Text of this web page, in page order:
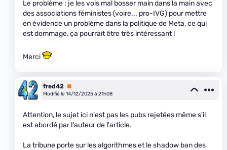
Le problème : je les vois mal bosser main dans la main avec
des associations féministes (voire... pro-IVG) pour mettre
en évidence un problème dans la politique de Meta, ce qui
est dommage, ça pourrait être très intéressant !
Merci
fred42 Premium
Modifié le 14/12/2025 à 21h08
Attention, le sujet ici n'est pas les pubs rejetées même s'il
est abordé par l'auteur de l'article.
La tribune porte sur les algorithmes et le shadow ban des